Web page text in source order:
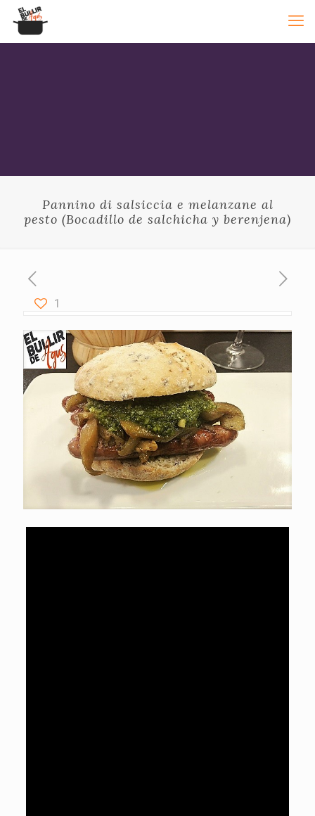
Pannino di salsiccia e melanzane al
pesto (Bocadillo de salchicha y berenjena)
1